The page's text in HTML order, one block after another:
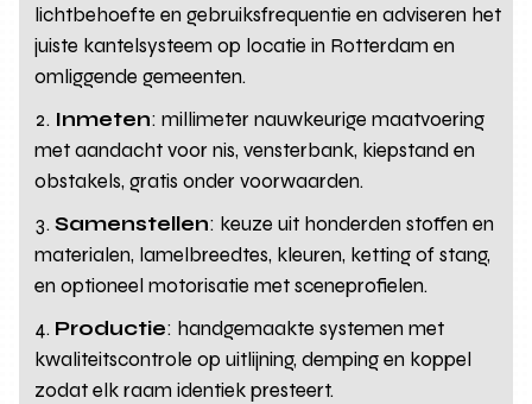
lichtbehoefte en gebruiksfrequentie en adviseren het
juiste kantelsysteem op locatie in Rotterdam en
omliggende gemeenten.
Inmeten: millimeter nauwkeurige maatvoering
met aandacht voor nis, vensterbank, kiepstand en
obstakels, gratis onder voorwaarden.
Samenstellen: keuze uit honderden stoffen en
materialen, lamelbreedtes, kleuren, ketting of stang,
en optioneel motorisatie met sceneprofielen.
Productie: handgemaakte systemen met
kwaliteitscontrole op uitlijning, demping en koppel
zodat elk raam identiek presteert.